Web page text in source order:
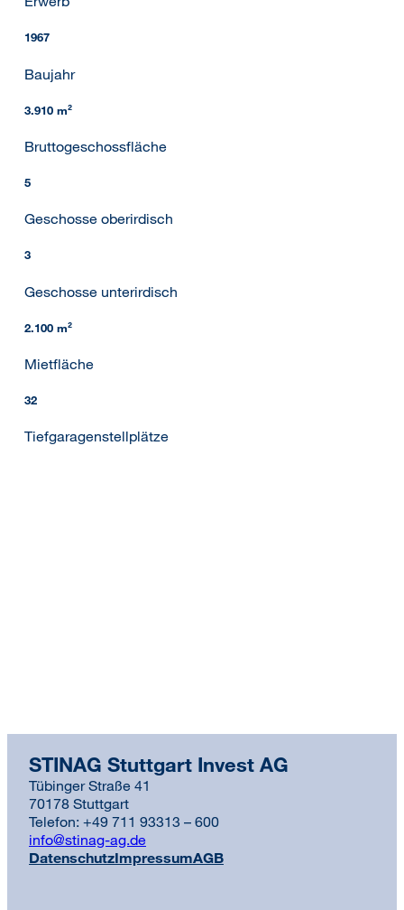
1967
Baujahr
3.910 m²
Bruttogeschossfläche
5
Geschosse oberirdisch
3
Geschosse unterirdisch
2.100 m²
Mietfläche
32
Tiefgaragenstellplätze
STINAG Stuttgart Invest AG
Tübinger Straße 41
70178 Stuttgart
Telefon: +49 711 93313 – 600
info@stinag-ag.de
DatenschutzImpressumAGB